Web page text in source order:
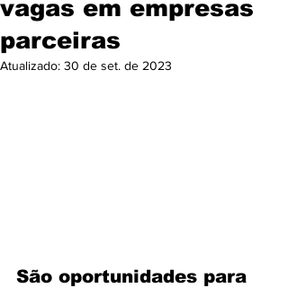
vagas em empresas
parceiras
Atualizado: 30 de set. de 2023
São oportunidades para